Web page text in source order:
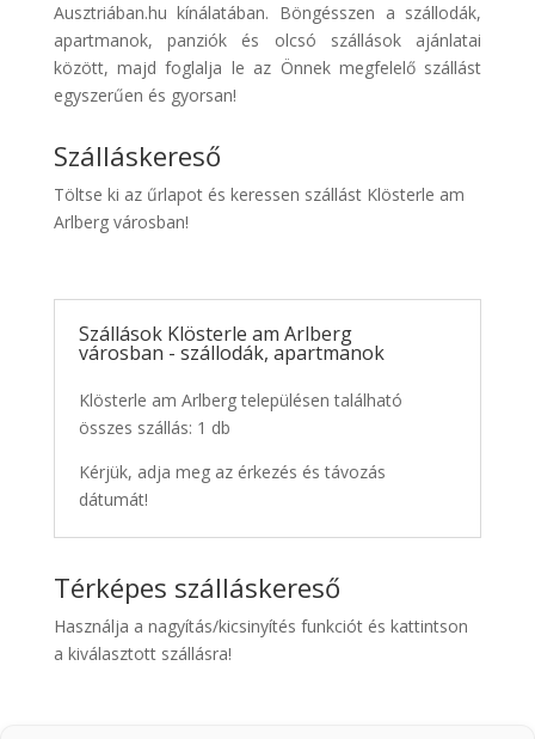
Discover
Cars
Transzfer
Kiwi
Taxi
Ausztriában.hu kínálatában. Böngésszen a szállodák,
apartmanok, panziók és olcsó szállások ajánlatai
között, majd foglalja le az Önnek megfelelő szállást
egyszerűen és gyorsan!
Szálláskereső
Töltse ki az űrlapot és keressen szállást Klösterle am
Arlberg városban!
Szállások Klösterle am Arlberg
városban - szállodák, apartmanok
Klösterle am Arlberg településen található
összes szállás: 1 db
Kérjük, adja meg az érkezés és távozás
dátumát!
Térképes szálláskereső
Használja a nagyítás/kicsinyítés funkciót és kattintson
a kiválasztott szállásra!